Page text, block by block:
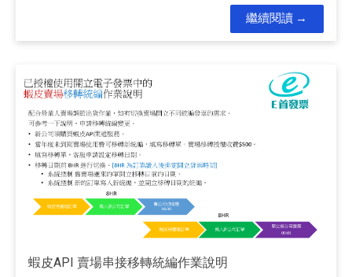
繼續閱讀
蝦皮API 賣場串接移轉統編作業說明